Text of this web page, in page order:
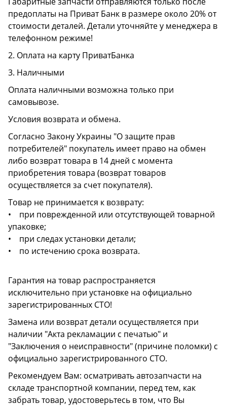
предоплаты на Приват Банк в размере около 20% от
стоимости деталей. Детали уточняйте у менеджера в
телефонном режиме!
2. Оплата на карту ПриватБанка
3. Наличными
Оплата наличными возможна только при
самовывозе.
Условия возврата и обмена.
Согласно Закону Украины "О защите прав
потребителей" покупатель имеет право на обмен
либо возврат товара в 14 дней с момента
приобретения товара (возврат товаров
осуществляется за счет покупателя).
Товар не принимается к возврату:
• при поврежденной или отсутствующей товарной
упаковке;
• при следах установки детали;
• по истечению срока возврата.
Гарантия на товар распространяется
исключительно при установке на официально
зарегистрированных СТО!
Замена или возврат детали осуществляется при
наличии "Акта рекламации с печатью" и
"Заключения о неисправности" (причине поломки) с
официально зарегистрированного СТО.
Рекомендуем Вам: осматривать автозапчасти на
складе транспортной компании, перед тем, как
забрать товар, удостоверьтесь в том, что Вы